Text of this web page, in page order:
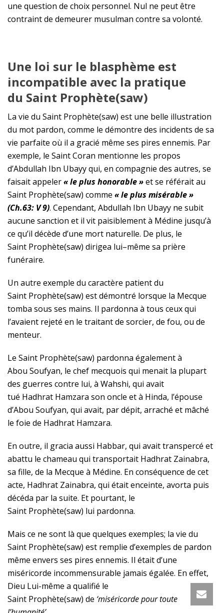
une question de choix personnel. Nul ne peut être
contraint de demeurer musulman contre sa volonté.
Une loi sur le blasphème est
incompatible avec la pratique
du Saint Prophète(saw)
La vie du Saint Prophète(saw) est une belle illustration
du mot pardon, comme le démontre des incidents de sa
vie parfaite où il a gracié même ses pires ennemis. Par
exemple, le Saint Coran mentionne les propos
d’Abdullah Ibn Ubayy qui, en compagnie des autres, se
faisait appeler« le plus honorable »et se référait au
Saint Prophète(saw) comme « le plus misérable »
(Ch.63: V 9). Cependant, Abdullah Ibn Ubayy ne subit
aucune sanction et il vit paisiblement à Médine jusqu’à
ce qu’il décède d’une mort naturelle. De plus, le
Saint Prophète(saw) dirigea lui–même sa prière
funéraire.
Un autre exemple du caractère patient du
Saint Prophète(saw) est démontré lorsque la Mecque
tomba sous ses mains. Il pardonna à tous ceux qui
l’avaient rejeté en le traitant de sorcier, de fou, ou de
menteur.
Le Saint Prophète(saw) pardonna également à
Abou Soufyan, le chef mecquois qui menait la plupart
des guerres contre lui, à Wahshi, qui avait
tué Hadhrat Hamzara son oncle et à Hinda, l’épouse
d’Abou Soufyan, qui avait, par dépit, arraché et mâché
le foie de Hadhrat Hamzara.
En outre, il gracia aussi Habbar, qui avait transpercé et
abattu le chameau qui transportait Hadhrat Zainabra,
sa fille, de la Mecque à Médine. En conséquence de cet
acte, Hadhrat Zainabra, qui était enceinte, avorta puis
décéda par la suite. Et pourtant, le
Saint Prophète(saw) lui pardonna.
Mais ce ne sont là que quelques exemples; la vie du
Saint Prophète(saw) est remplie d’exemples de pardon
même envers ses pires ennemis. Il était d’une
miséricorde incommensurable jamais égalée. En effet,
Dieu Lui-même a qualifié le
Saint Prophète(saw) de ‘miséricorde pour toute